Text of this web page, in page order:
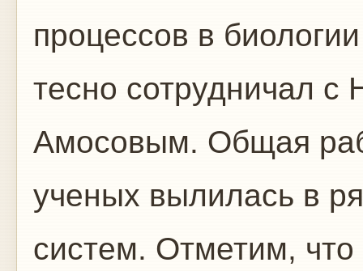
процессов в
тесно сотрудничал
Амосовым. Общая
ученых вылилась в
систем. Отметим,